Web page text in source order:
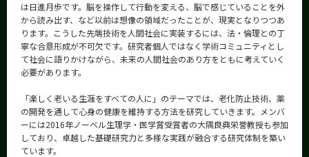
は日進月歩です。脳を操作して行動を変える、脳で感じていることを外
から読み出す、など以前は想像の領域だったことが、現実となりつつあ
ります。こうした先端技術を人間社会に実装するには、法・倫理との丁
寧な合意形成が不可欠です。研究者個人ではなく学術コミュニティとし
て社会に語りかけながら、未来の人間社会のあり方をともに考えていく
必要があります。
「楽しく老いる生涯をすべての人に」のテーマでは、老化防止技術、薬
の開発を通して心身の健康を維持する方法を研究していきます。メンバ
ーには2016年ノーベル生理学・医学賞受賞者の大隅良典栄誉教授も参加
しており、卓越した基礎研究力と多様な実践が融合する研究体制を築い
ています。